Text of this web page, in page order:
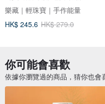
樂藏｜輕珠寶｜手作能量
HK$ 245.6 HK$ 279.0
你可能會喜歡
依據你瀏覽過的商品，猜你也會